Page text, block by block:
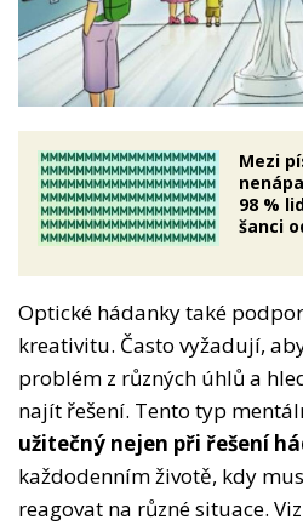
Mezi
98 %
šanci
Optické hádanky také
kreativitu. Často vyžadují,
problém z různých úhlů a
najít řešení. Tento typ
užitečný nejen při řešení
každodenním životě, kdy
reagovat na různé situace.